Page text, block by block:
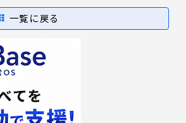
一覧に戻る